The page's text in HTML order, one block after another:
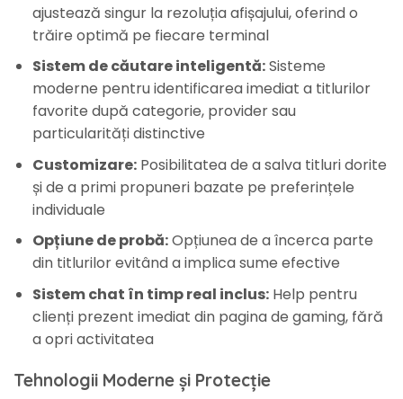
ajustează singur la rezoluția afișajului, oferind o
trăire optimă pe fiecare terminal
Sistem de căutare inteligentă:Sisteme
moderne pentru identificarea imediat a titlurilor
favorite după categorie, provider sau
particularități distinctive
Customizare:Posibilitatea de a salva titluri dorite
și de a primi propuneri bazate pe preferințele
individuale
Opțiune de probă:Opțiunea de a încerca parte
din titlurilor evitând a implica sume efective
Sistem chat în timp real inclus:Help pentru
clienți prezent imediat din pagina de gaming, fără
a opri activitatea
Tehnologii Moderne și Protecție